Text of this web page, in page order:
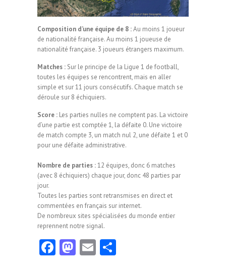
Composition d’une équipe de 8 :Au moins 1 joueur
de nationalité française. Au moins 1 joueuse de
nationalité française. 3 joueurs étrangers maximum.
Matches : Sur le principe de la Ligue 1 de football,
toutes les équipes se rencontrent, mais en aller
simple et sur 11 jours consécutifs. Chaque match se
déroule sur 8 échiquiers.
Score : Les parties nulles ne comptent pas. La victoire
d’une partie est comptée 1, la défaite 0. Une victoire
de match compte 3, un match nul 2, une défaite 1 et 0
pour une défaite administrative.
Nombre de parties :12 équipes, donc 6 matches
(avec 8 échiquiers) chaque jour, donc 48 parties par
jour.
Toutes les parties sont retransmises en direct et
commentées en français sur internet.
De nombreux sites spécialisées du monde entier
reprennent notre signal.
Fa M E